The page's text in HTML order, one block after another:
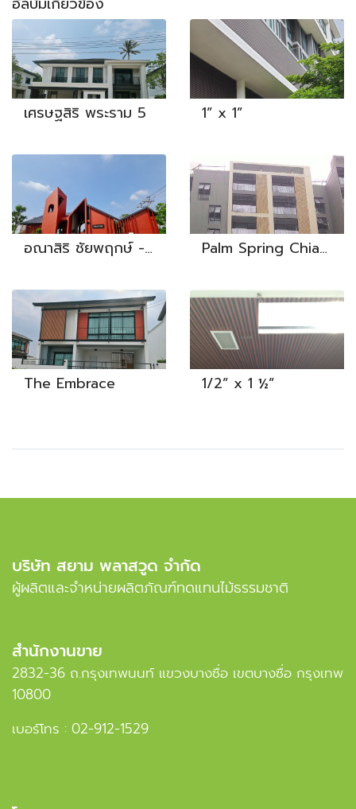
เศรษฐสิริ พระราม 5 1” x 1”
อณาสิริ ชัยพฤกษ์ - วงแหวน Palm Spring Chiangmai
The Embrace 1/2” x 1 ½”
บริษัท สยาม พลาสวูด จำกัด
ผู้ผลิตและจำหน่ายผลิตภัณฑ์ทดแทนไม้ธรรมชาติ
สำนักงานขาย
2832-36 ถ.กรุงเทพนนท์ แขวงบางซื่อ เขตบางซื่อ กรุงเทพ
10800
เบอร์โทร : 02-912-1529